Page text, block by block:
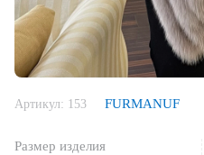
Артикул: 153 FURMANUF
Размер изделия